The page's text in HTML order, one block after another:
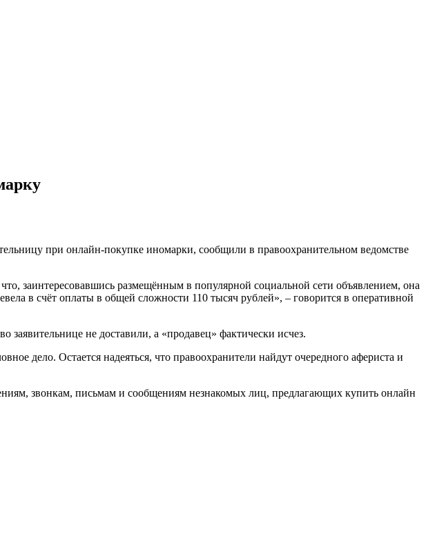
при онлайн-покупке иномарки, сообщили в правоохранительном ведомстве
заинтересовавшись размещённым в популярной социальной сети объявлением, она
в счёт оплаты в общей сложности 110 тысяч рублей», – говорится в оперативной
заявительнице не доставили, а «продавец» фактически исчез.
дело. Остается надеяться, что правоохранители найдут очередного афериста и
звонкам, письмам и сообщениям незнакомых лиц, предлагающих купить онлайн